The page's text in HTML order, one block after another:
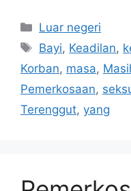
Kategori
Luar negeri
Tag
Bayi, Keadilan,
Korban, masa,
Pemerkosaan,
Terenggut, yang